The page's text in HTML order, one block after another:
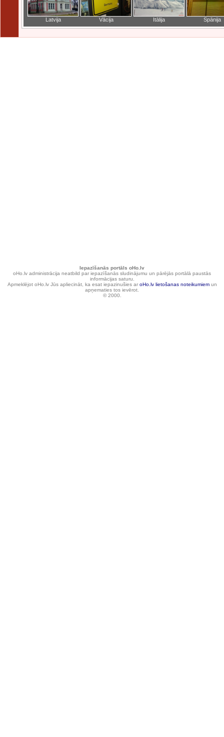
Latvija Vācija Itālija Spānija
Iepazīšanās portāls oHo.lv
oHo.lv administrācija neatbild par iepazīšanās sludinājumu un pārējās portālā paustās
informācijas saturu.
Apmeklējot oHo.lv Jūs apliecināt, ka esat iepazinušies ar oHo.lv lietošanas noteikumiemun
apņematies tos ievērot.
© 2000.